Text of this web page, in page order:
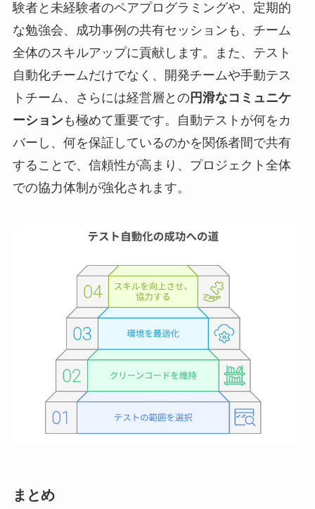
験者と未経験者のペアプログラミングや、定期的
な勉強会、成功事例の共有セッションも、チーム
全体のスキルアップに貢献します。また、テスト
自動化チームだけでなく、開発チームや手動テス
トチーム、さらには経営層との円滑なコミュニケ
ーションも極めて重要です。自動テストが何をカ
バーし、何を保証しているのかを関係者間で共有
することで、信頼性が高まり、プロジェクト全体
での協力体制が強化されます。
まとめ